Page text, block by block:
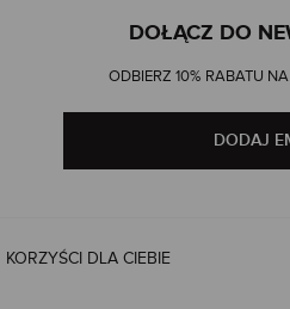
DOŁĄCZ DO
ODBIERZ 10% RABATU
DODAJ
KORZYŚCI DLA CIEBIE